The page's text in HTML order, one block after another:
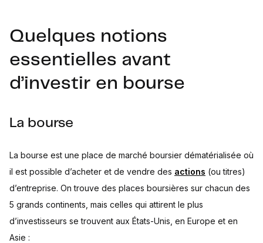
Quelques notions
essentielles avant
d’investir en bourse
La bourse
La bourse est une place de marché boursier dématérialisée où
il est possible d’acheter et de vendre des actions (ou titres)
d’entreprise. On trouve des places boursières sur chacun des
5 grands continents, mais celles qui attirent le plus
d’investisseurs se trouvent aux États-Unis, en Europe et en
Asie :